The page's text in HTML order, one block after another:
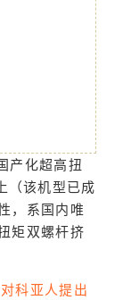
产化超高扭
（该机型已成
，系国内唯
矩双螺杆挤
科亚人提出